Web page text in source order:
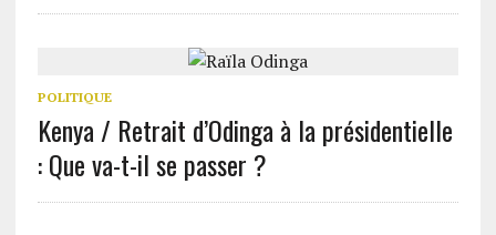
POLITIQUE
Kenya / Retrait d’Odinga à la présidentielle
: Que va-t-il se passer ?